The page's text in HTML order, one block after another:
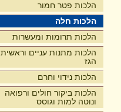
הלכות פטר חמור
הלכות חלה
הלכות תרומות ומעשרות
הלכות מתנות עניים וראשית
הגז
הלכות נידוי וחרם
הלכות ביקור חולים ורפואה
ונוטה למות וגוסס